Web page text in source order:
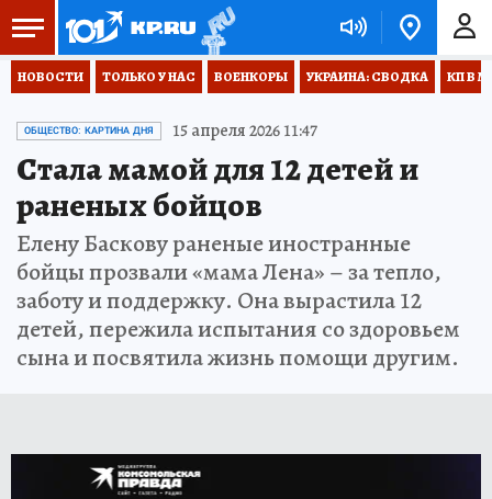
НОВОСТИ ТОЛЬКО У НАС ВОЕНКОРЫ УКРАИНА: СВОДКА КП В
ОБЩЕСТВО: КАРТИНА ДНЯ 15 апреля 2026 11:47
Стала мамой для 12 детей и
раненых бойцов
Елену Баскову раненые иностранные
бойцы прозвали «мама Лена» – за тепло,
заботу и поддержку. Она вырастила 12
детей, пережила испытания со здоровьем
сына и посвятила жизнь помощи другим.